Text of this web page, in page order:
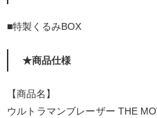
■特製くるみBOX
★商品仕様
【商品名】
ウルトラマンブレーザー THE